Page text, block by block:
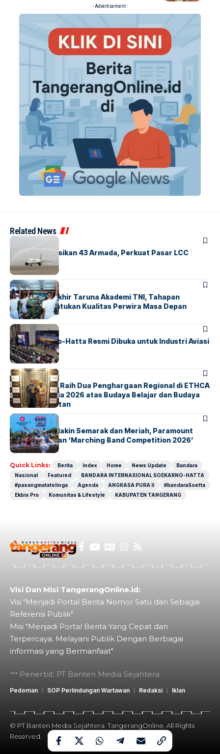
- Advertisement -
Related News
BANDARA
Citilink Operasikan 43 Armada, Perkuat Pasar LCC
Nasional
BERITA
Sidang Pantukhir Taruna Akademi TNI, Tahapan
Strategis Tentukan Kualitas Perwira Masa Depan
BANDARA BERITA
IALC Soekarno-Hatta Resmi Dibuka untuk Industri Aviasi
Dunia
BERITA
ParagonCorp Raih Dua Penghargaan Regional di ETHCA
Southeast Asia 2026 atas Budaya Belajar dan Budaya
Kebermanfaatan
BERITA INDEX
Akhir Pekan Makin Semarak dan Meriah, Paramount
Petals Hadirkan ‘Marching Band Competition 2026’
Quick Links: Berita Index Home News Update
Bandara
Nasional
Featured
BANDARA INTERNASIONAL SOEKARNO-HATTA
#pasangmatatelinga
Agenda ANGKASA PURA II
#bandaraSoetta
Ekbis Pro
Komunitas & Lifestyle KABUPATEN TANGERANG
Visi Dan Misi TangerangOnline.id:
Visi "Menjadi Portal Berita Nomor Satu dan Sebagai
Referensi Publik"
Misi "Menjadi Portal Berita Yang Cepat dan
Terpercaya. Melayani Publik Dengan Berbagai
informasi yang Bermanfaat"
Penerbit: PT Banten Media Sejahtera
Pedoman SOP Perlindungan Wartawan Redaksi Iklan
© PT Banten Media Sejahtera. TangerangOnline. All Rights
Reserved.